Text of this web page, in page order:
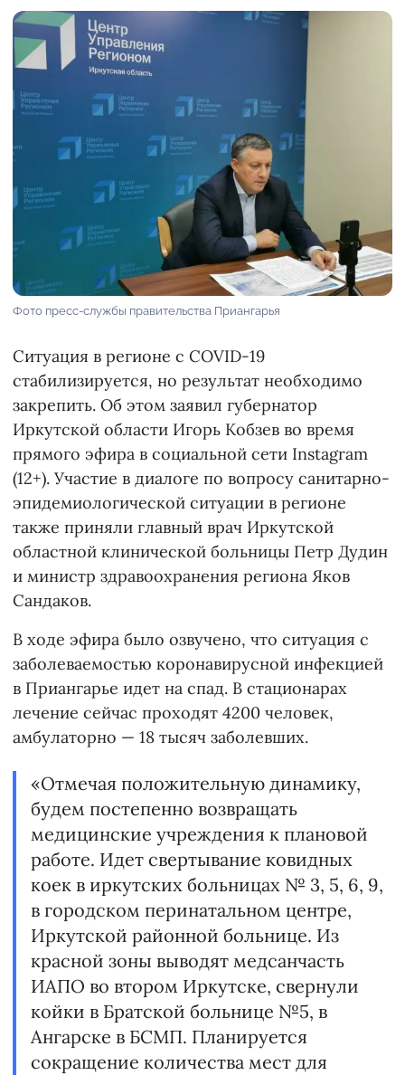
Фото пресс-службы правительства Приангарья
Ситуация в регионе с COVID-19
стабилизируется, но результат необходимо
закрепить. Об этом заявил губернатор
Иркутской области Игорь Кобзев во время
прямого эфира в социальной сети Instagram
(12+). Участие в диалоге по вопросу санитарно-
эпидемиологической ситуации в регионе
также приняли главный врач Иркутской
областной клинической больницы Петр Дудин
и министр здравоохранения региона Яков
Сандаков.
В ходе эфира было озвучено, что ситуация с
заболеваемостью коронавирусной инфекцией
в Приангарье идет на спад. В стационарах
лечение сейчас проходят 4200 человек,
амбулаторно — 18 тысяч заболевших.
«Отмечая положительную динамику,
будем постепенно возвращать
медицинские учреждения к плановой
работе. Идет свертывание ковидных
коек в иркутских больницах № 3, 5, 6, 9,
в городском перинатальном центре,
Иркутской районной больнице. Из
красной зоны выводят медсанчасть
ИАПО во втором Иркутске, свернули
койки в Братской больнице №5, в
Ангарске в БСМП. Планируется
сокращение количества мест для